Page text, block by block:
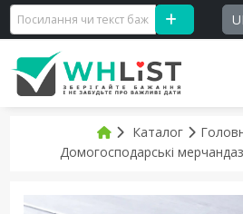
Каталог
Домогосподарські